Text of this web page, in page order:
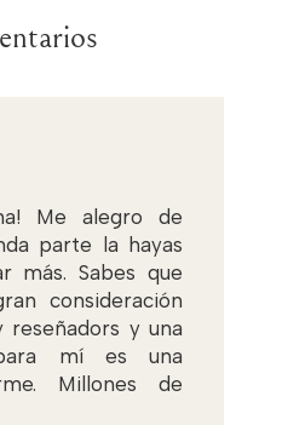
Me alegro de
parte la hayas
más. Sabes que
consideración
y una
mí es una
Millones de